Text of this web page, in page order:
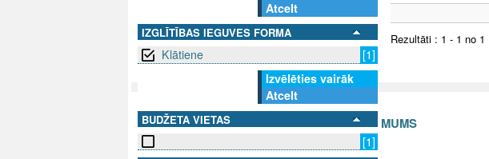
Atcelt
IZGLĪTĪBAS IEGUVES FORMA
Klātiene
[1]
Izvēlēties vairāk
Atcelt
BUDŽETA VIETAS
[1]
Rezultāti : 1 - 1 no 1
SEKO MUMS SAZINIES AR MUMS